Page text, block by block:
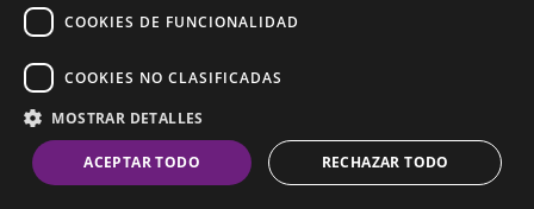
Villas y chalets en Sotogrande
Parcelas en Sotogrande
Áreas
COOKIES DE FUNCIONALIDAD
COOKIES NO CLASIFICADAS
MOSTRAR DETALLES
ACEPTAR TODO RECHAZAR TODO